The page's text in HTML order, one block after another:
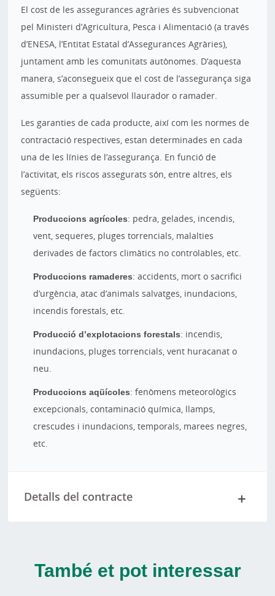
El cost de les assegurances agràries és subvencionat
pel Ministeri d’Agricultura, Pesca i Alimentació (a través
d’ENESA, l’Entitat Estatal d’Assegurances Agràries),
juntament amb les comunitats autònomes. D’aquesta
manera, s’aconsegueix que el cost de l’assegurança siga
assumible per a qualsevol llaurador o ramader.
Les garanties de cada producte, així com les normes de
contractació respectives, estan determinades en cada
una de les línies de l’assegurança. En funció de
l’activitat, els riscos assegurats són, entre altres, els
següents:
Produccions agrícoles: pedra, gelades, incendis,
vent, sequeres, pluges torrencials, malalties
derivades de factors climàtics no controlables, etc.
Produccions ramaderes: accidents, mort o sacrifici
d’urgència, atac d’animals salvatges, inundacions,
incendis forestals, etc.
Producció d’explotacions forestals: incendis,
inundacions, pluges torrencials, vent huracanat o
neu.
Produccions aqüícoles: fenòmens meteorològics
excepcionals, contaminació química, llamps,
crescudes i inundacions, temporals, marees negres,
etc.
Detalls del contracte
També et pot interessar